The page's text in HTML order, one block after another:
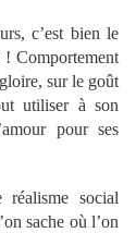
c’est bien le
Comportement
sur le goût
utiliser à son
pour ses
réalisme social
sache où l’on